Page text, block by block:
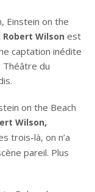
Einstein on the
Robert Wilson est
captation inédite
Théâtre du
on the Beach
Wilson,
trois-là, on n’a
pareil. Plus